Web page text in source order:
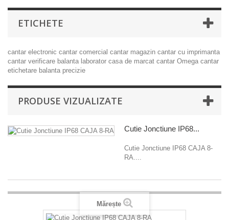
ETICHETE
cantar electronic cantar comercial cantar magazin cantar cu imprimanta
cantar verificare balanta laborator casa de marcat cantar Omega cantar
etichetare balanta precizie
PRODUSE VIZUALIZATE
Cutie Jonctiune IP68...
Cutie Jonctiune IP68 CAJA 8-
RA....
Mărește